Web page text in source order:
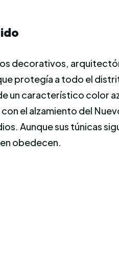
decorativos,
protegía a todo el
un característico color
el alzamiento del
Aunque sus túnicas
obedecen.